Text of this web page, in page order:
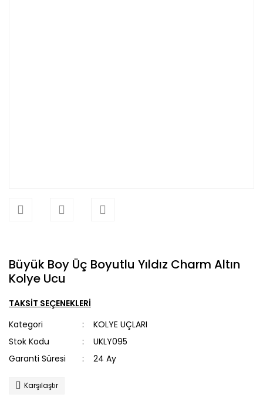
Büyük Boy Üç Boyutlu Yıldız Charm Altın
Kolye Ucu
TAKSİT SEÇENEKLERİ
Kategori
KOLYE UÇLARI
Stok Kodu
UKLY095
Garanti Süresi
24 Ay
Karşılaştır